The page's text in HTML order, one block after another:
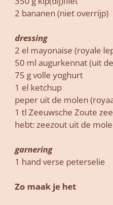
2 bananen (niet overrijp)
dressing
2 el mayonaise (royale
50 ml augurkennat (uit
75 g volle yoghurt
1 el ketchup
peper uit de molen
1 tl Zeeuwsche Zoute
hebt: zeezout uit de
garnering
1 hand verse peterselie
Zo maak je het